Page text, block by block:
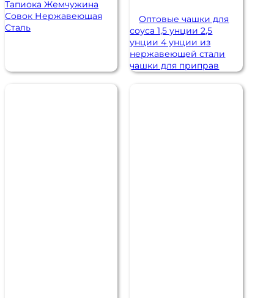
Тапиока Жемчужина
Совок Нержавеющая
Сталь
Оптовые чашки для
соуса 1,5 унции 2,5
унции 4 унции из
нержавеющей стали
чашки для приправ